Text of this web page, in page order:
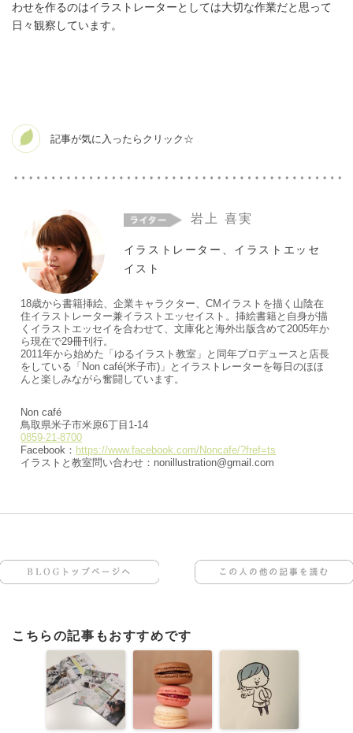
わせを作るのはイラストレーターとしては大切な作業だと思って
日々観察しています。
岩上 喜実
イラストレーター、イラストエッセ
イスト
18歳から書籍挿絵、企業キャラクター、CMイラストを描く山陰在
住イラストレーター兼イラストエッセイスト。挿絵書籍と自身が描
くイラストエッセイを合わせて、文庫化と海外出版含めて2005年か
ら現在で29冊刊行。
2011年から始めた「ゆるイラスト教室」と同年プロデュースと店長
をしている「Non café(米子市)」とイラストレーターを毎日のほほ
んと楽しみながら奮闘しています。
Non café
鳥取県米子市米原6丁目1-14
0859-21-8700
Facebook： https://www.facebook.com/Noncafe/?fref=ts
イラストと教室問い合わせ：nonillustration@gmail.com
BLOGトップページへ この人の他の記事を読む
こちらの記事もおすすめです